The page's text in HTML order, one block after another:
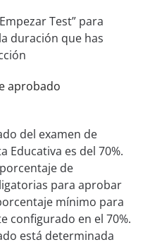
Test” para
duración que has
aprobado
del examen de
Educativa es del 70%.
de
para aprobar
mínimo para
configurado en el 70%.
está determinada